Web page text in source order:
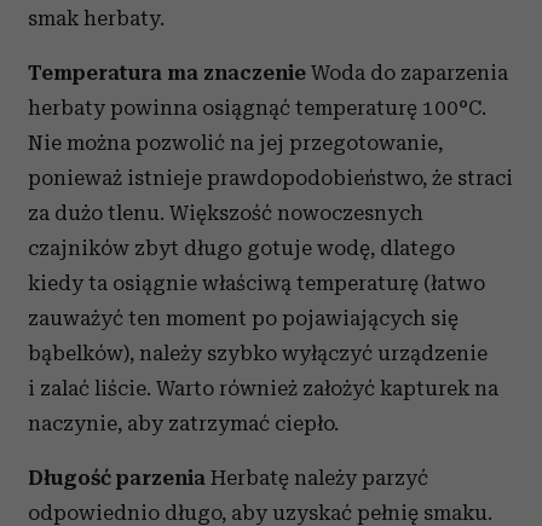
smak herbaty.
Temperatura ma znaczenie Woda do zaparzenia
herbaty powinna osiągnąć temperaturę 100°C.
Nie można pozwolić na jej przegotowanie,
ponieważ istnieje prawdopodobieństwo, że straci
za dużo tlenu. Większość nowoczesnych
czajników zbyt długo gotuje wodę, dlatego
kiedy ta osiągnie właściwą temperaturę (łatwo
zauważyć ten moment po pojawiających się
bąbelków), należy szybko wyłączyć urządzenie
i zalać liście. Warto również założyć kapturek na
naczynie, aby zatrzymać ciepło.
Długość parzenia Herbatę należy parzyć
odpowiednio długo, aby uzyskać pełnię smaku.